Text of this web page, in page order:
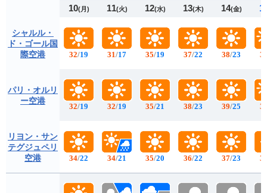
シャルル・
ド・ゴール国
際空港
パリ・オルリ
ー空港
リヨン・サン
テグジュペリ
空港
10(月)
32/19
32/19
34/22
11(火)
31/17
32/19
34/21
12(水)
35/19
35/21
35/20
13(木)
37/22
38/23
36/22
14(金)
38/23
39/25
37/23